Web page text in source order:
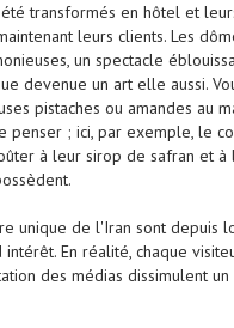
transformés en hôtel et
leurs clients. Les
un spectacle
devenue un art elle aussi.
pistaches ou amandes au
penser ; ici, par exemple, le
à leur sirop de safran et à
unique de l'Iran sont depuis
En réalité, chaque
des médias dissimulent